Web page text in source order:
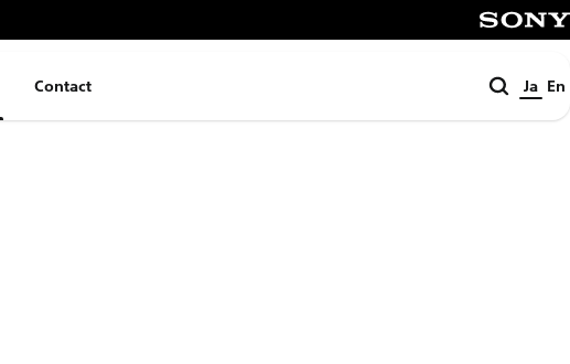
Contact
検
索
Ja En